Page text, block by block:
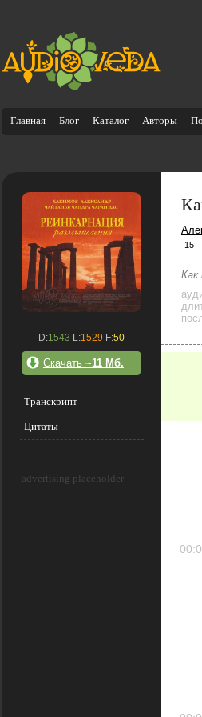
Главная Блог Каталог Авторы
D:1543 L:1529 F:50
Скачать ~11 Мб.
Транскрипт
Цитаты
advertising placeholder
15
Как